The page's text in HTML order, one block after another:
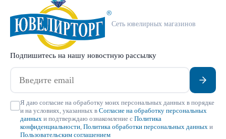
Сеть ювелирных магазинов
Подпишитесь на нашу новостную рассылку
Я даю согласие на обработку моих персональных данных в порядке
и на условиях, указанных в Согласие на обработку персональных
данных и подтверждаю ознакомление с Политика
конфиденциальности Политика обработки персональных данных и
Пользовательским соглашением